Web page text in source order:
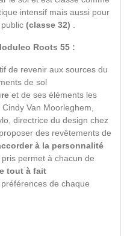
intensif mais aussi pour
(classe 32)
Roots 55 :
de revenir aux sources du
de sol
et de ses éléments les
Van Moorleghem,
directrice du design chez
des revêtements de
à la personnalité
permet à chacun de
tout à fait
de chaque